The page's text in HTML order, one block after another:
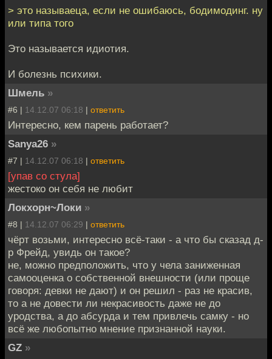
> это называеца, если не ошибаюсь, бодимодинг. ну
или типа того
Это называется идиотия.
И болезнь психики.
Шмель »
#6 | 14.12.07 06:18 | ответить
Интересно, кем парень работает?
Sanya26 »
#7 | 14.12.07 06:18 | ответить
[упав со стула]
жестоко он себя не любит
Локхорн~Локи »
#8 | 14.12.07 06:29 | ответить
чёрт возьми, интересно всё-таки - а что бы сказад д-
р Фрейд, увидь он такое?
не, можно предположить, что у чела заниженная
самооценка о собственной внешности (или проще
говоря: девки не дают) и он решил - раз не красив,
то а не довести ли некрасивость даже не до
уродства, а до абсурда и тем привлечь самку - но
всё же любопытно мнение признанной науки.
GZ »